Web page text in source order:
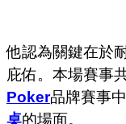
他認為關鍵在於
庇佑。本場賽事
Poker品牌賽事
桌的場面。